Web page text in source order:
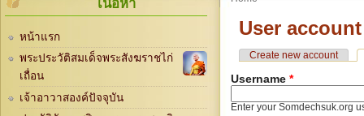
เนื้อหา
หน้าแรก
พระประวัติสมเด็จพระสังฆราชไก่
เถื่อน
เจ้าอาวาสองค์ปัจจุบัน
User account
Primary tabs
Create new account
Username *
Enter your Somdechsuk.org